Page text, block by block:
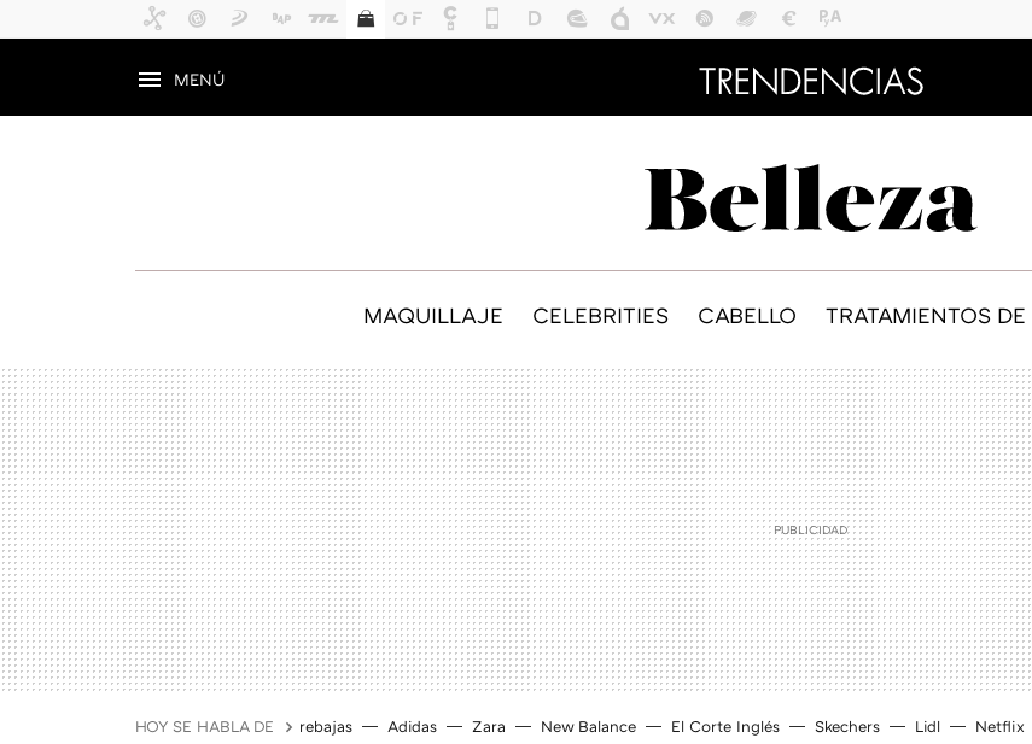
MENÚ
MAQUILLAJE CELEBRITIES CABELLO TRATAMIENTOS
HOY SE HABLA DE rebajas Adidas Zara New Balance El Corte Inglés Skechers Lidl Netflix